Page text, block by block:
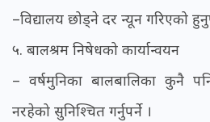
–विद्यालय छोड्ने दर न्यून गरिएको
५. बालश्रम निषेधको कार्यान्वयन
– वर्षमुनिका बालबालिका कुनै
नरहेको सुनिश्चित गर्नुपर्ने ।